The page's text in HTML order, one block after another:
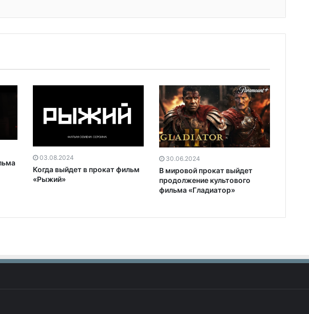
03.08.2024
Когда выйдет в прокат фильм
«Рыжий»
30.06.2024
В мировой прокат выйдет
продолжение культового
фильма «Гладиатор»